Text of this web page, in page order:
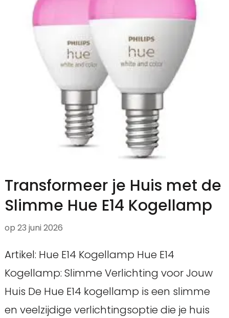
Transformeer je Huis met de
Slimme Hue E14 Kogellamp
op 23 juni 2026
Artikel: Hue E14 Kogellamp Hue E14
Kogellamp: Slimme Verlichting voor Jouw
Huis De Hue E14 kogellamp is een slimme
en veelzijdige verlichtingsoptie die je huis